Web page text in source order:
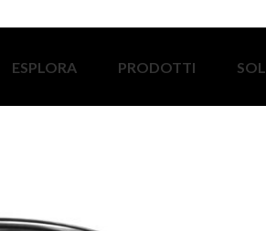
ESPLORA PRODOTTI